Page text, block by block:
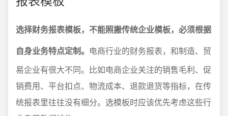
选择财务报表模板，不能照搬传统企业模板，必须根据
自身业务特点定制。 电商行业的财务报表，和制造、贸
易企业有很大不同。比如电商企业关注的销售毛利、促
销费用、平台扣点、物流成本、退款退货等指标，在传
统报表里往往没有细分。选模板时应该优先考虑这些行